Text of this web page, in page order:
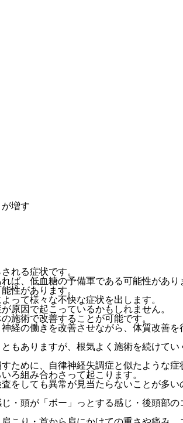
増す
れる症状です。
ば、低血糖の予備軍である可能性があり
性があります。
って様々な不快な症状を出します。
原因で起こっているかもしれません。
施術で改善することが可能です。
経の働きを改善させながら、体質改善
もありますが、根気よく施術を続けてい
ために、自律神経失調症と似たような症
ろ組み合わさって起こります。
をしても異常が見当たらないことが多い
・頭が「ボー」っとする感じ・後頭部の